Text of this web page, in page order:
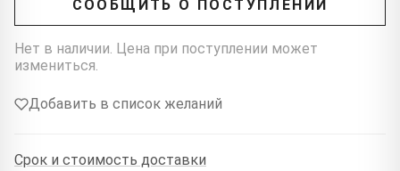
СООБЩИТЬ О ПОСТУПЛЕНИИ
Нет в наличии. Цена при поступлении может
измениться.
Добавить в список желаний
Срок и стоимость доставки